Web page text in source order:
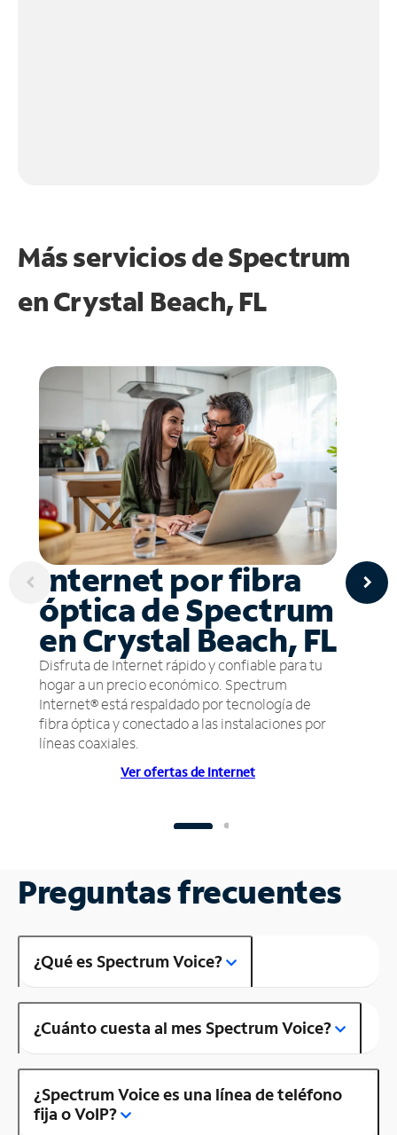
Más servicios de Spectrum
enCrystal Beach, FL
Internet por fibra
óptica de Spectrum
en Crystal Beach, FL
Disfruta de Internet rápido y confiable para tu
hogar a un precio económico. Spectrum
Internet® está respaldado por tecnología de
fibra óptica y conectado a las instalaciones por
líneas coaxiales.
Ver ofertas de Internet
Preguntas frecuentes
¿Qué es Spectrum Voice?
¿Cuánto cuesta al mes Spectrum Voice?
¿Spectrum Voice es una línea de teléfono
fija o VoIP?